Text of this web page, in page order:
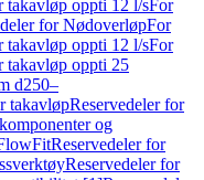
takavløp oppti 12 l/sFor
for NødoverløpFor
takavløp oppti 12 l/sFor
takavløp oppti 25
d250–
takavløpReservedeler for
og
Reservedeler for
Reservedeler for